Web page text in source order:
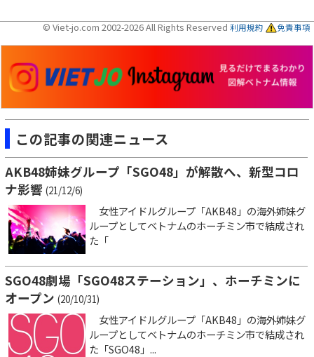
© Viet-jo.com 2002-2026 All Rights Reserved 利用規約 免責事項
この記事の関連ニュース
AKB48姉妹グループ「SGO48」が解散へ、新型コロ
ナ影響 (21/12/6)
女性アイドルグループ「AKB48」の海外姉妹グ
ループとしてベトナムのホーチミン市で結成され
た「
SGO48劇場「SGO48ステーション」、ホーチミンに
オープン (20/10/31)
女性アイドルグループ「AKB48」の海外姉妹グ
ループとしてベトナムのホーチミン市で結成され
た「SGO48」...